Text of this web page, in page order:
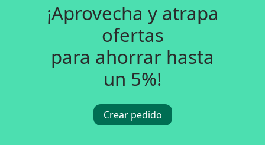
¡Aprovecha y atrapa
ofertas
para ahorrar hasta
un 5%!
Crear pedido